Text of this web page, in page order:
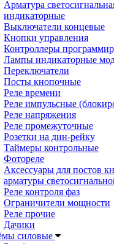
Арматура
индикаторные
Выключатели концевые
Кнопки управления
Контроллеры
Лампы индикаторные
Переключатели
Посты кнопочные
Реле времени
Реле импульсные
Реле напряжения
Реле промежуточные
Розетки на дин-рейку
Таймеры контрольные
Фотореле
Аксессуары для постов
арматуры
Реле контроля фаз
Ограничители мощности
Реле прочие
Дачики
силовые